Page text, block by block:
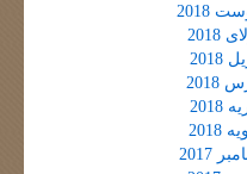
2018
2018
2018
2017